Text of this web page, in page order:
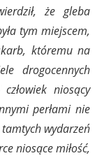
że gleba
tym miejscem,
któremu na
drogocennych
niosący
perłami nie
wydarzeń
niosące miłość,